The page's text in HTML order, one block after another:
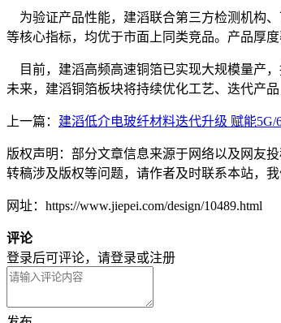
为验证产品性能，建滔联合第三方检测机构
等核心指标，均优于市面上同类竞品。产品厚
目前，建滔高频高速铜箔已实现大规模量产
未来，建滔铜箔板块将持续优化工艺、迭代产
上一篇： 建滔低介电玻纤材料迭代升级 赋能
版权声明：部分文章信息来源于网络以及网友
转稿涉及版权等问题，请作者及时联系本站，我
网址：https://www.jiepei.com/design/10489.html
评论
登录后可评论，请登录或注册